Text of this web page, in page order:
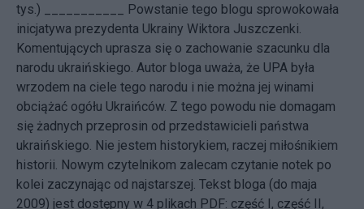
tys.) ___________ Powstanie tego blogu sprowokowała
inicjatywa prezydenta Ukrainy Wiktora Juszczenki.
Komentujących uprasza się o zachowanie szacunku dla
narodu ukraińskiego. Autor bloga uważa, że UPA była
wrzodem na ciele tego narodu i nie można jej winami
obciążać ogółu Ukraińców. Z tego powodu nie domagam
się żadnych przeprosin od przedstawicieli państwa
ukraińskiego. Nie jestem historykiem, raczej miłośnikiem
historii. Nowym czytelnikom zalecam czytanie notek po
kolei zaczynając od najstarszej. Tekst bloga (do maja
2009) jest dostępny w 4 plikach PDF: część I, część II,